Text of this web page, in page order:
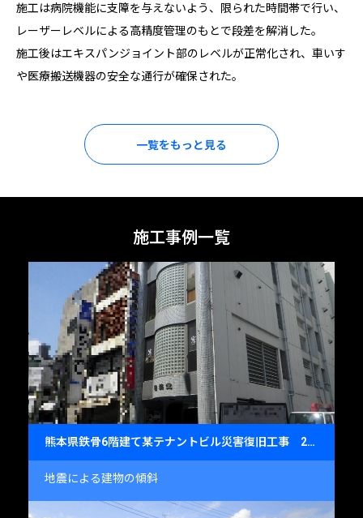
施工は病院機能に支障を与えないよう、限られた時間帯で行い、
レーザーレベルによる高精度管理のもとで段差を解消した。
施工後はエキスパンジョイント部のレベルが正常化され、車いす
や医療搬送機器の安全な通行が確保された。
一覧をもっと見る
施工事例一覧
熊本県鉄骨6階建て某テナントビル災害復旧工事 2016年9月
地震による建物の傾斜